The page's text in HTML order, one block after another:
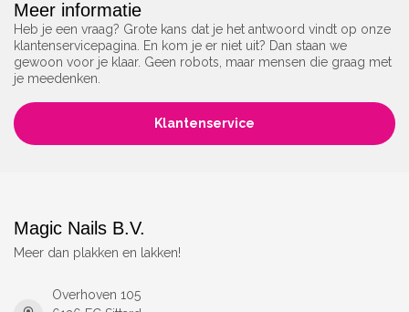
Meer informatie
Heb je een vraag? Grote kans dat je het antwoord vindt op onze
klantenservicepagina. En kom je er niet uit? Dan staan we
gewoon voor je klaar. Geen robots, maar mensen die graag met
je meedenken.
Klantenservice
Magic Nails B.V.
Meer dan plakken en lakken!
Overhoven 105